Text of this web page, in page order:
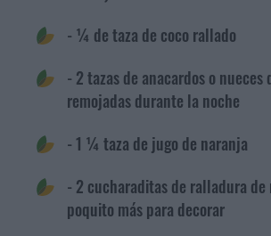
- ¼ de taza de coco rallado
- 2 tazas de anacardos o nueces
remojadas durante la noche
- 1 ¼ taza de jugo de naranja
- 2 cucharaditas de ralladura de
poquito más para decorar